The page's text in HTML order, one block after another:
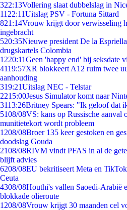
322:13Vollering slaat dubbelslag in
11 22:11Uitslag PSV - Fortuna Sittard
821:14Vrouw krijgt door verwisseling
ingebracht
520:35Nieuwe president De la
drugskartels Colombia
1220:11Geen 'happy end' bij seksdate
4119:57XR blokkeert A12 ruim twee
aanhouding
319:21Uitslag NEC - Telstar
2215:00Jesus Simulator komt naar
3113:26Britney Spears: "Ik geloof dat
5108/08VS: kans op Russische
munitietekort wordt probleem
1208/08Broer 135 keer gestoken en
doodslag Gouda
2108/08RIVM vindt PFAS in al de
blijft advies
6208/08EU bekritiseert Meta en
Ceuta
4308/08Houthi's vallen Saoedi-Arabië
blokkade olieroute
1208/08Vrouw krijgt 30 maanden cel